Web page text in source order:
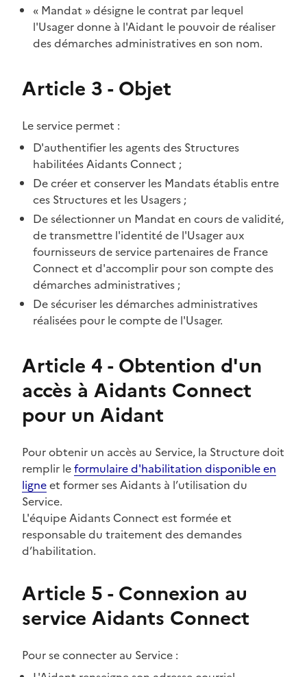
« Mandat » désigne le contrat par lequel
l'Usager donne à l'Aidant le pouvoir de réaliser
des démarches administratives en son nom.
Article 3 - Objet
Le service permet :
D'authentifier les agents des Structures
habilitées Aidants Connect ;
De créer et conserver les Mandats établis entre
ces Structures et les Usagers ;
De sélectionner un Mandat en cours de validité,
de transmettre l'identité de l'Usager aux
fournisseurs de service partenaires de France
Connect et d'accomplir pour son compte des
démarches administratives ;
De sécuriser les démarches administratives
réalisées pour le compte de l'Usager.
Article 4 - Obtention d'un
accès à Aidants Connect
pour un Aidant
Pour obtenir un accès au Service, la Structure doit
remplir leformulaire d'habilitation disponible en
ligneet former ses Aidants à l’utilisation du
Service.
L'équipe Aidants Connect est formée et
responsable du traitement des demandes
d’habilitation.
Article 5 - Connexion au
service Aidants Connect
Pour se connecter au Service :